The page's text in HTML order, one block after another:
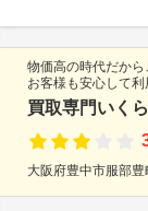
物価高の時代だか
お客様も安心して
買取専門いく
大阪府豊中市服部